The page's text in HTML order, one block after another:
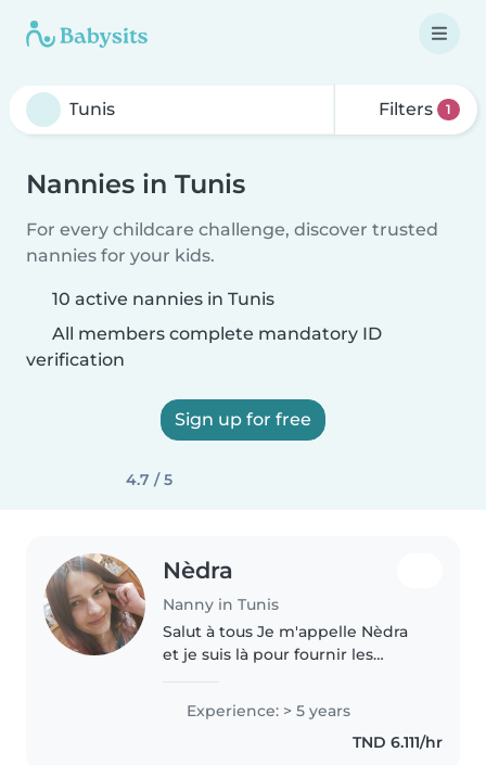
Filters 1
Nannies in Tunis
For every childcare challenge, discover trusted
nannies for your kids.
10 active nannies in Tunis
All members complete mandatory ID
verification
Sign up for free
4.7 / 5
Nèdra
Nanny in Tunis
Salut à tous Je m'appelle Nèdra
et je suis là pour fournir les
babysitting à vos enfants . Je suis
très empathique, attentive et
créative avec les enfants...
Experience: > 5 years
TND 6.111/hr